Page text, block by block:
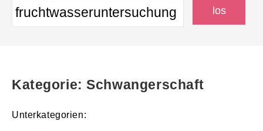
Kategorie: Schwangerschaft
Unterkategorien: